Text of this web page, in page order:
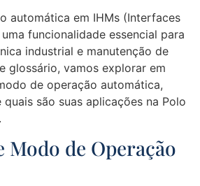
automática em IHMs (Interfaces
funcionalidade essencial para
industrial e manutenção de
glossário, vamos explorar em
de operação automática,
são suas aplicações na Polo
Modo de Operação